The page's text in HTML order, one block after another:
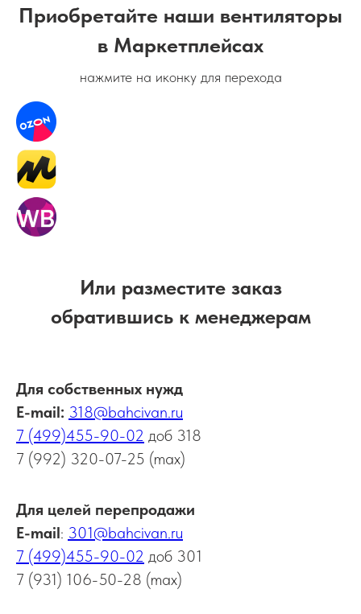
Приобретайте наши вентиляторы
в Маркетплейсах
нажмите на иконку для перехода
Или разместите заказ
обратившись к менеджерам
Для собственных нужд
Е-mail: 318@bahcivan.ru
7 (499)455-90-02 доб 318
7 (992) 320-07-25 (max)
Для целей перепродажи
Е-mail: 301@bahcivan.ru
7 (499)455-90-02 доб 301
7 (931) 106-50-28 (max)